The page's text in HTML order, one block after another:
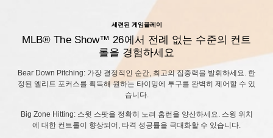
세련된 게임플레이
MLB® The Show™ 26에서 전례 없는 수준의 컨트
롤을 경험하세요
Bear Down Pitching: 가장 결정적인 순간, 최고의 집중력을 발휘하세요. 한
정된 엘리트 포커스를 획득해 원하는 타이밍에 투구를 완벽히 제어할 수 있
습니다.
Big Zone Hitting: 스윗 스팟을 정확히 노려 홈런을 양산하세요. 스윙 위치
에 대한 컨트롤이 향상되어, 타격 성공률을 극대화할 수 있습니다.